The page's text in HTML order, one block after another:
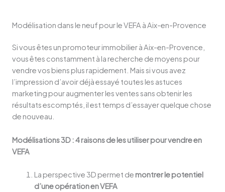
Modélisation dans le neuf pour le VEFA à Aix-en-Provence
Si vous êtes un promoteur immobilier à Aix-en-Provence,
vous êtes constamment à la recherche de moyens pour
vendre vos biens plus rapidement. Mais si vous avez
l’impression d’avoir déjà essayé toutes les astuces
marketing pour augmenter les ventes sans obtenir les
résultats escomptés, il est temps d’essayer quelque chose
de nouveau.
Modélisations 3D : 4 raisons de les utiliser pour vendre en
VEFA
La perspective 3D permet de montrer le potentiel
d’une opération en VEFA